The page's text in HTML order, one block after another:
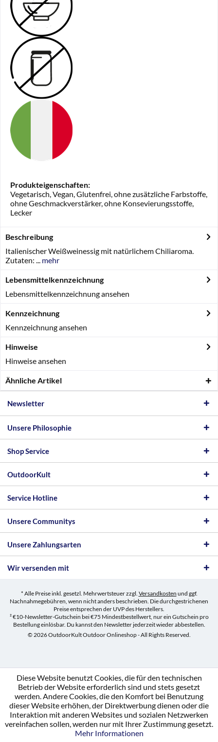
Produkteigenschaften:
Vegetarisch, Vegan, Glutenfrei, ohne zusätzliche Farbstoffe,
ohne Geschmackverstärker, ohne Konsevierungsstoffe,
Lecker
Beschreibung
Italienischer Weißweinessig mit natürlichem Chiliaroma.
Zutaten: ... mehr
Lebensmittelkennzeichnung
Lebensmittelkennzeichnung ansehen
Kennzeichnung
Kennzeichnung ansehen
Hinweise
Hinweise ansehen
Ähnliche Artikel
Newsletter
Unsere Philosophie
Shop Service
OutdoorKult
Service Hotline
Unsere Communitys
Unsere Zahlungsarten
Wir versenden mit
* Alle Preise inkl. gesetzl. Mehrwertsteuer zzgl. Versandkosten und ggf.
Nachnahmegebühren, wenn nicht anders beschrieben. Die durchgestrichenen
Preise entsprechen der UVP des Herstellers.
² €10-Newsletter-Gutschein bei €75 Mindestbestellwert, nur ein Gutschein pro
Bestellung einlösbar. Du kannst den Newsletter jederzeit wieder abbestellen.
© 2026 OutdoorKult Outdoor Onlineshop - All Rights Reserved.
Diese Website benutzt Cookies, die für den technischen
Betrieb der Website erforderlich sind und stets gesetzt
werden. Andere Cookies, die den Komfort bei Benutzung
dieser Website erhöhen, der Direktwerbung dienen oder die
Interaktion mit anderen Websites und sozialen Netzwerken
vereinfachen sollen, werden nur mit Ihrer Zustimmung gesetzt.
Mehr Informationen